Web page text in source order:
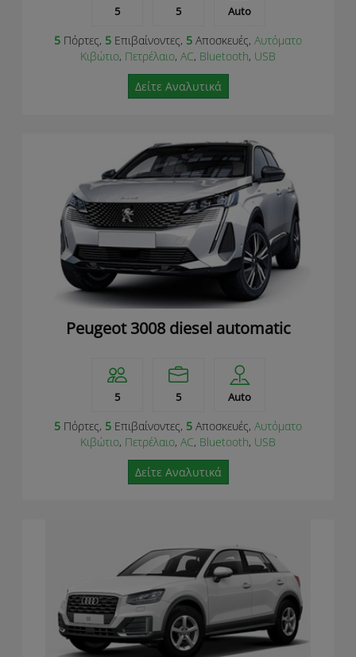
5 5 Auto
5 Πόρτες, 5 Επιβαίνοντες, 5 Αποσκευές, Αυτόματο
Κιβώτιο, Πετρέλαιο, AC, Bluetooth, USB
Δείτε Αναλυτικά
Peugeot 3008 diesel automatic
5 5 Auto
5 Πόρτες, 5 Επιβαίνοντες, 5 Αποσκευές, Αυτόματο
Κιβώτιο, Πετρέλαιο, AC, Bluetooth, USB
Δείτε Αναλυτικά